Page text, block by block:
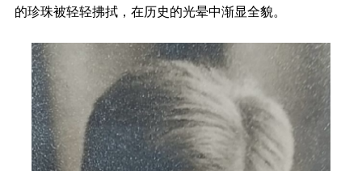
的珍珠被轻轻拂拭，在历史的光晕中渐显全貌。